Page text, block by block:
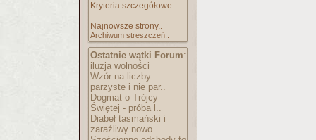
Kryteria szczegółowe
Najnowsze strony..
Archiwum streszczeń..
Ostatnie wątki Forum:
iluzja wolności
Wzór na liczby
parzyste i nie par..
Dogmat o Trójcy
Świętej - próba l..
Diabeł tasmański i
zaraźliwy nowo..